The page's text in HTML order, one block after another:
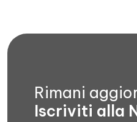
Rimani
Iscriviti alla